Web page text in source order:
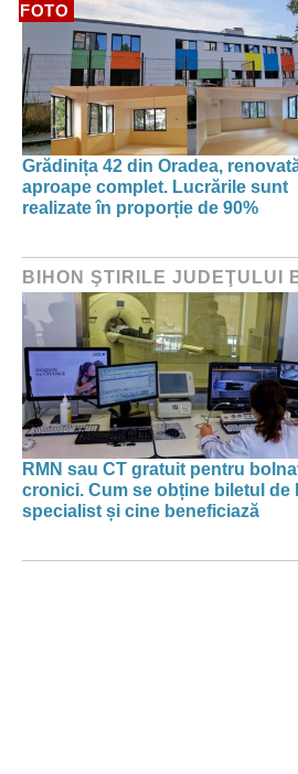
FOTO
Grădinița 42 din Oradea,
aproape complet. Lucrările sunt
realizate în proporție de 90%
BIHON ŞTIRILE JUDEŢULUI
RMN sau CT gratuit pentru
cronici. Cum se obține biletul de
specialist și cine beneficiază